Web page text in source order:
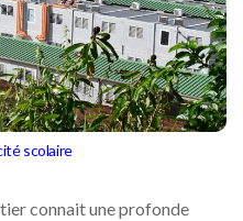
scolaire
connait une profonde